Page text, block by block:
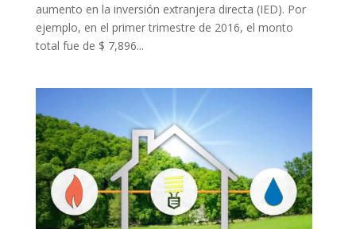
aumento en la inversión extranjera directa (IED). Por
ejemplo, en el primer trimestre de 2016, el monto
total fue de $ 7,896...